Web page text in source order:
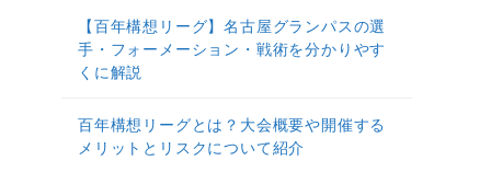
【百年構想リーグ】名古屋グランパスの選
手・フォーメーション・戦術を分かりやす
くに解説
百年構想リーグとは？大会概要や開催する
メリットとリスクについて紹介